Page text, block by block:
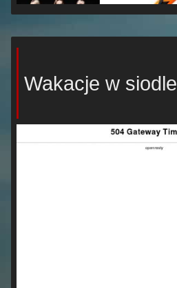
Wakacje w siodle